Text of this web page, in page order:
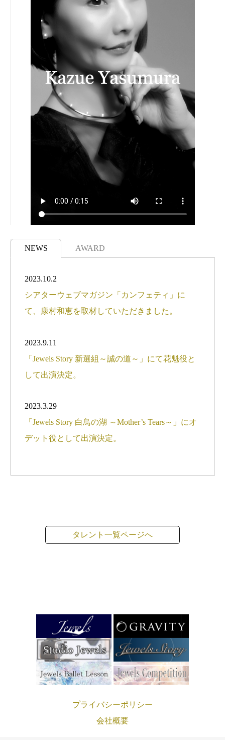
NEWS AWARD
2023.10.2
シアターウェブマガジン「カンフェティ」に
て、康村和恵を取材していただきました。
2023.9.11
「Jewels Story 新選組～誠の道～」にて花魁役と
して出演決定。
2023.3.29
「Jewels Story 白鳥の湖 ～Mother’s Tears～」にオ
デット役として出演決定。
タレント一覧ページへ
プライバシーポリシー
会社概要